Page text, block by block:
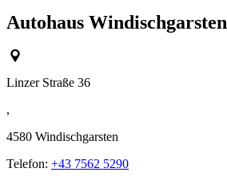
Autohaus Windischgarsten
Linzer Straße 36
,
4580 Windischgarsten
Telefon: +43 7562 5290